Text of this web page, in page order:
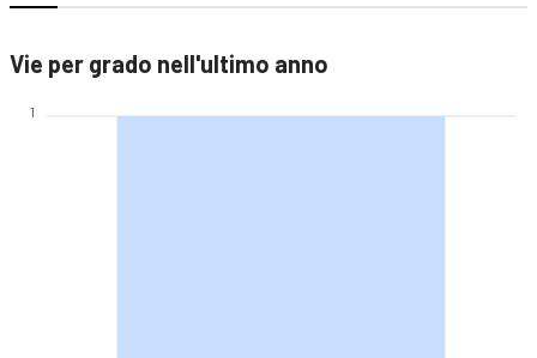
Vie per grado nell'ultimo anno
1